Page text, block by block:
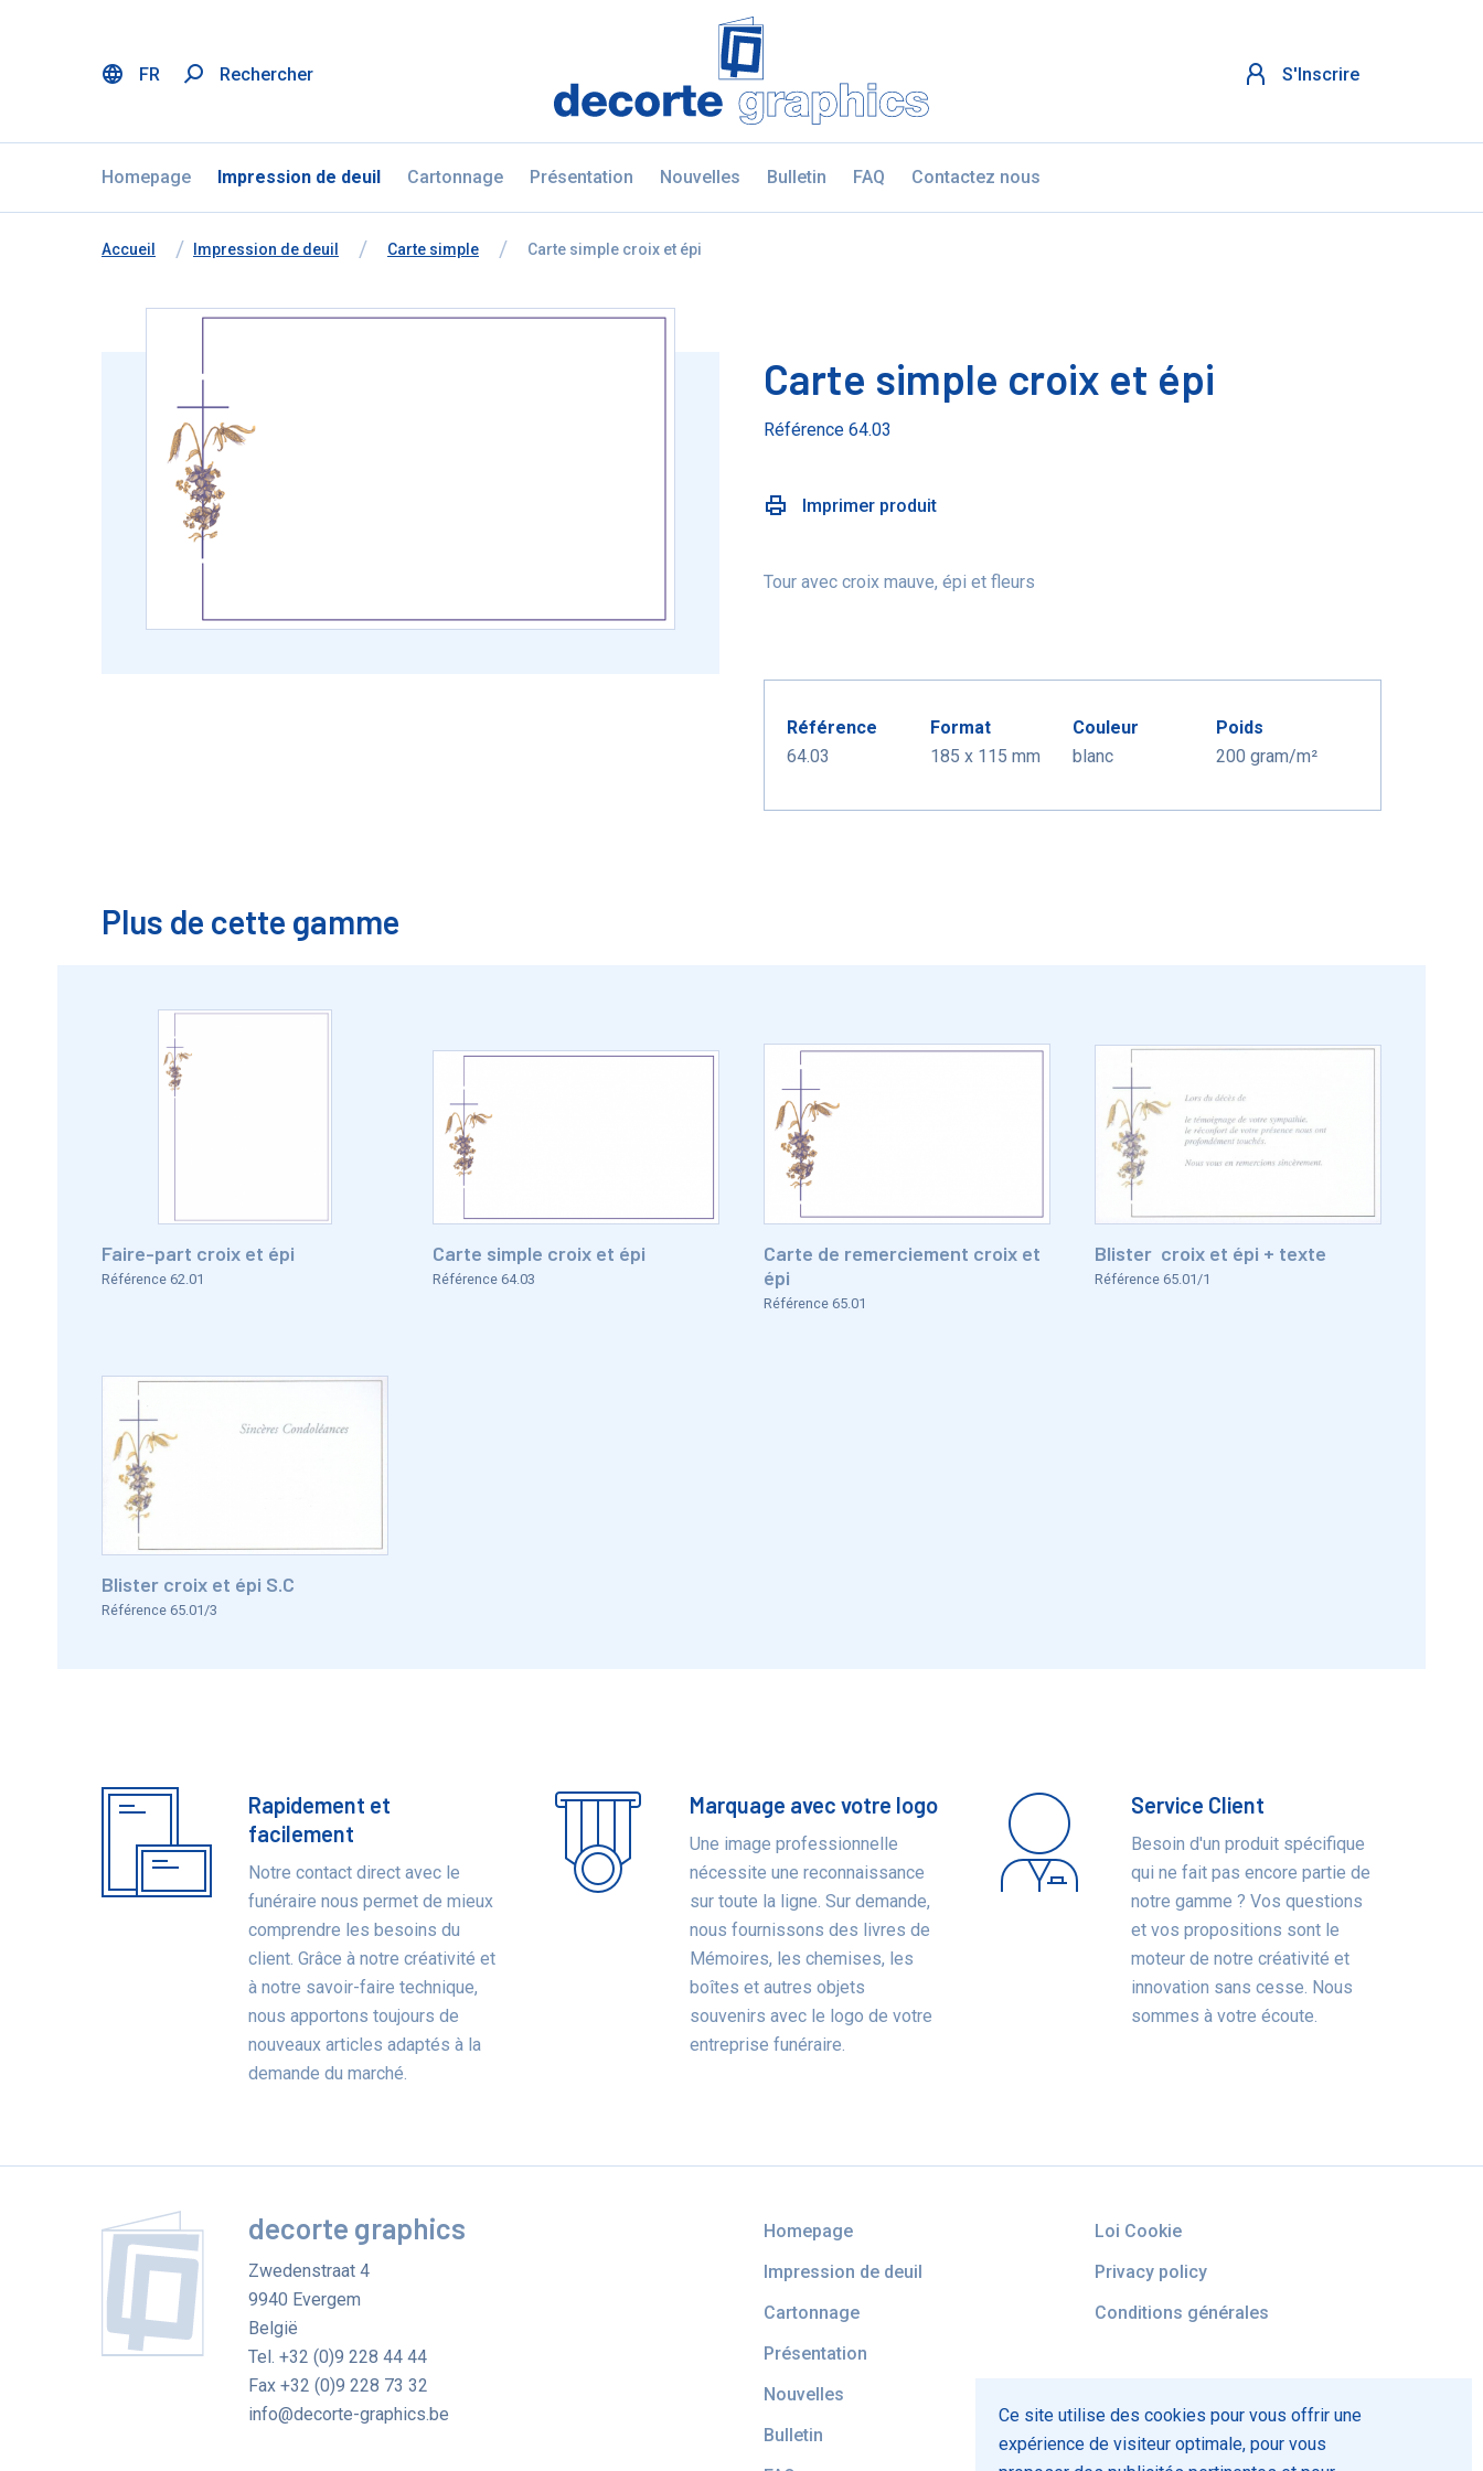
FR Rechercher
Fratello DEMO
S'Inscrire
Homepage Impression de deuil Cartonnage Présentation Nouvelles Bulletin FAQ Contactez nous
Vous êtes ici:
de
Accueil Impression de deuil Carte simple Carte simple croix et épi
Carte simple croix et épi
Référence 64.03
Imprimer produit
Tour avec croix mauve, épi et fleurs
Référence
64.03
Format
185 x 115 mm
Couleur
blanc
Poids
200 gram/m²
Plus de cette gamme
Faire-part croix et épi
Référence 62.01
Carte simple croix et épi
Référence 64.03
Carte de remerciement croix et
épi
Référence 65.01
Blister croix et épi + texte
Référence 65.01/1
Blister croix et épi S.C
Référence 65.01/3
Bénéfices
Rapidement et
facilement
Notre contact direct avec le
funéraire nous permet de mieux
comprendre les besoins du
client. Grâce à notre créativité et
à notre savoir-faire technique,
nous apportons toujours de
nouveaux articles adaptés à la
demande du marché.
Marquage avec votre logo
Une image professionnelle
nécessite une reconnaissance
sur toute la ligne. Sur demande,
nous fournissons des livres de
Mémoires, les chemises, les
boîtes et autres objets
souvenirs avec le logo de votre
entreprise funéraire.
Service Client
Besoin d'un produit spécifique
qui ne fait pas encore partie de
notre gamme ? Vos questions
et vos propositions sont le
moteur de notre créativité et
innovation sans cesse. Nous
sommes à votre écoute.
decorte graphics
Zwedenstraat 4
9940 Evergem
België
Tel.+32 (0)9 228 44 44
Fax+32 (0)9 228 73 32
info@decorte-graphics.be
Homepage
Impression de deuil
Cartonnage
Présentation
Nouvelles
Bulletin
Loi Cookie
Privacy policy
Conditions générales
Ce site utilise des cookies pour vous offrir une
expérience de visiteur optimale, pour vous